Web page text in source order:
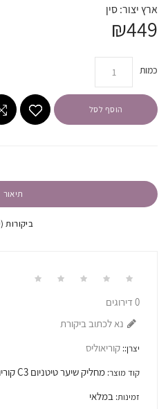
ארץ יצור: סין
₪449
כמות
הוסף לסל
תיאור
ביקורות (0)
0 דירוגים
נא לכתוב ביקורת
יצרן:: קוריאוליס
קוד מוצר: מחליק שיער טיטניום C3 קוריוליס
זמינות: במלאי